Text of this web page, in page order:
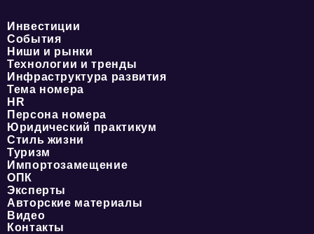
Инвестиции
События
Ниши и рынки
Технологии и тренды
Инфраструктура развития
Тема номера
HR
Персона номера
Юридический практикум
Стиль жизни
Туризм
Импортозамещение
ОПК
Эксперты
Авторские материалы
Видео
Контакты